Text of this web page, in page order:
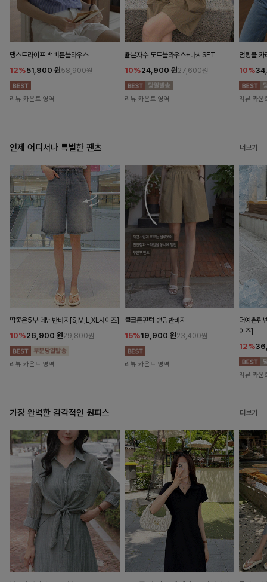
댕스트라이프 백버튼블라우스
12%51,900 원58,900원
리뷰 카운트 영역
율븐자수 도트블라우스+나시SET
10%24,900 원27,600원
리뷰 카운트 영역
덤링클 카
10%
리뷰 카운
언제 어디서나 특별한 팬츠 더보기
딱좋은5부 데님반바지[S,M,L,XL사이즈]
10%26,900 원29,800원
리뷰 카운트 영역
쿨코튼핀턱 밴딩반바지
15%19,900 원23,400원
리뷰 카운트 영역
더예쁜린
이즈]
12%
리뷰 카운
가장 완벽한 감각적인 원피스 더보기